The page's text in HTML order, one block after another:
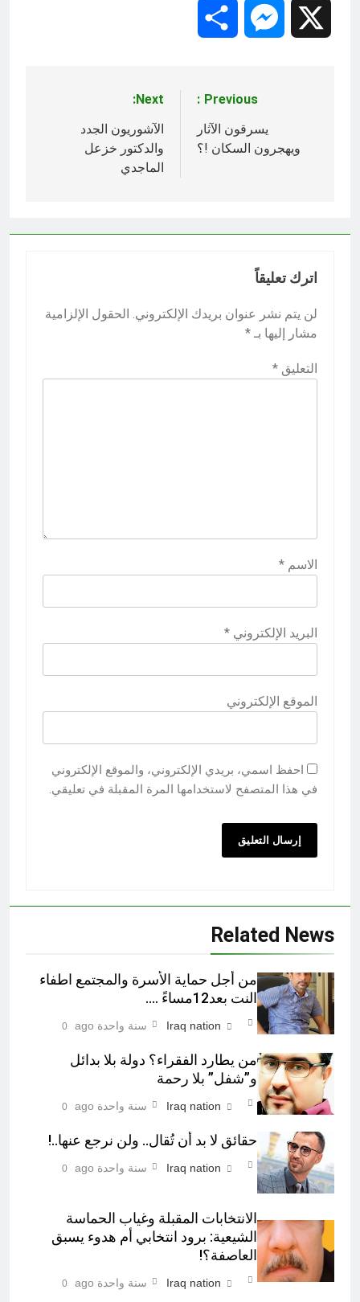
Messenger
المقالات
Previous:
يسرقون الآثار
ويهجرون السكان !؟
Next:
الآشوريون الجدد
والدكتور خزعل
الماجدي
اترك تعليقاً
لن يتم نشر عنوان بريدك الإلكتروني. الحقول الإلزامية
مشار إليها بـ *
التعليق *
الاسم *
البريد الإلكتروني *
الموقع الإلكتروني
احفظ اسمي، بريدي الإلكتروني، والموقع الإلكتروني
في هذا المتصفح لاستخدامها المرة المقبلة في تعليقي.
Related News
من أجل حماية الأسرة والمجتمع اطفاء
النت بعد12مساءً ….
Iraq nation سنة واحدة ago 0
من يطارد الفقراء؟ دولة بلا بدائل
و”شفل” بلا رحمة
Iraq nation سنة واحدة ago 0
حقائق لا بد أن تُقال.. ولن نرجع عنها..!
Iraq nation سنة واحدة ago 0
الانتخابات المقبلة وغياب الحماسة
الشيعية: برود انتخابي أم هدوء يسبق
العاصفة؟!
Iraq nation سنة واحدة ago 0